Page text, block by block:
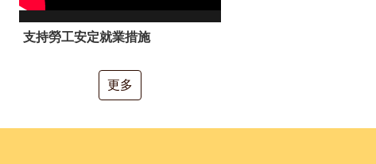
支持勞工安定就業措施
更多